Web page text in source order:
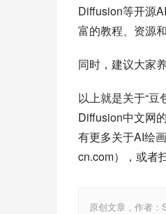
Diffusion等开源
富的教程、资源
同时，建议大家
以上就是关于“
Diffusion中文网
有更多关于AI绘
cn.com），或者
原创文章，作者